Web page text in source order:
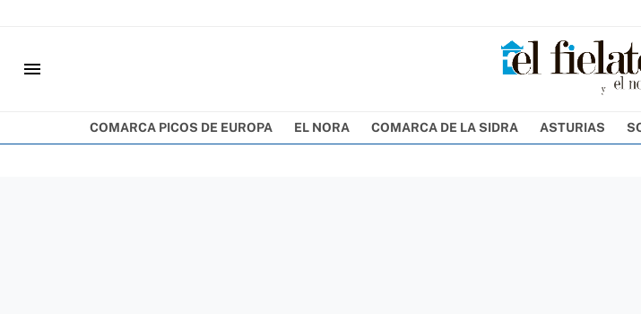
menu
COMARCA PICOS DE EUROPA EL NORA COMARCA DE LA SIDRA ASTURIAS